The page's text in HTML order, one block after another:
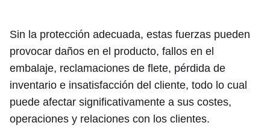
Sin la protección adecuada, estas fuerzas pueden
provocar daños en el producto, fallos en el
embalaje, reclamaciones de flete, pérdida de
inventario e insatisfacción del cliente, todo lo cual
puede afectar significativamente a sus costes,
operaciones y relaciones con los clientes.